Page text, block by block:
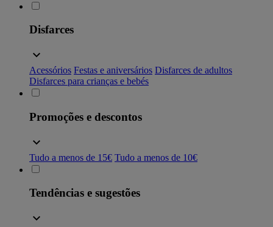
Disfarces
Acessórios Festas e aniversários Disfarces de adultos
Disfarces para crianças e bebés
Promoções e descontos
Tudo a menos de 15€ Tudo a menos de 10€
Tendências e sugestões